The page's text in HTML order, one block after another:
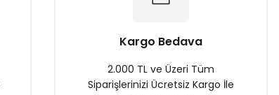
Kargo Bedava
2.000 TL ve Üzeri Tüm
Siparişlerinizi Ücretsiz Kargo İle